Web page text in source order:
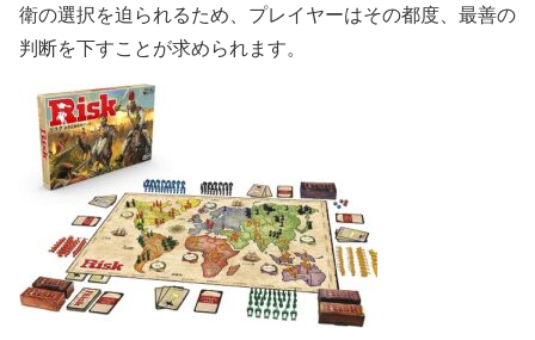
衛の選択を迫られるため、プレイヤーはその都度、最善の
判断を下すことが求められます。